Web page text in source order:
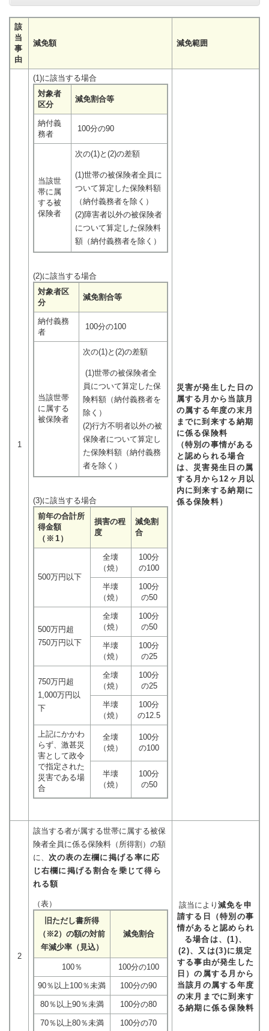
該
当
事
由
減免額 減免範囲
1
(1)に該当する場合
対象者
区分
減免割合等
納付義
務者
100分の90
当該世
帯に属
する被
保険者
次の(1)と(2)の差額
(1)世帯の被保険者全員に
ついて算定した保険料額
（納付義務者を除く）
(2)障害者以外の被保険者
について算定した保険料
額​（納付義務者を除く）
(2)に該当する場合
対象者区
分
減免割合等
納付義務
者
100分の100
当該世帯
に属する
被保険者
次の(1)と(2)の差額
(1)世帯の被保険者全
員について算定した保
険料額（納付義務者を
除く）
(2)行方不明者以外の被
保険者について算定し
た保険料額（納付義務
者を除く）
(3)に該当する場合
前年の合計所
得金額
（※1）
損害の程
度
減免割
合
500万円以下
全壊
（焼）
100分
の100
半壊
（焼）
100分
の50
500万円超
750万円以下
全壊
（焼）
100分
の50
半壊
（焼）
100分
の25
750万円超
1,000万円以
下
全壊
（焼）
100分
の25
半壊
（焼）
100分
の12.5
上記にかかわ
らず、激甚災
害として政令
で指定された
災害である場
合
全壊
（焼）
100分
の100
半壊
（焼）
100分
の50
災害が発生した日の
属する月から当該月
の属する年度の末月
までに到来する納期
に係る保険料
​（特別の事情がある
と認められる場合
は、災害発生日の属
する月から12ヶ月以
内に到来する納期に
係る保険料）
2
該当する者が属する世帯に属する被保
険者全員に係る保険料（所得割）の額
に、 次の表の左欄に掲げる率に応
じ右欄に掲げる割合を乗じて得ら
れる額
（表）
旧ただし書所得
（※2）の額の対前
年減少率（見込）
減免割合
100％ 100分の100
90％以上100％未満 100分の90
80％以上90％未満 100分の80
70％以上80％未満 100分の70
該当により 減免を申
請する日（特別の事
情があると認められ
る場合は、(1)、
(2)、又は(3)に規定
する事由が発生した
日）の属する月から
当該月の属する年度
の末月までに到来す
る納期に係る保険料